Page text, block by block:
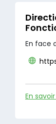
En face
En